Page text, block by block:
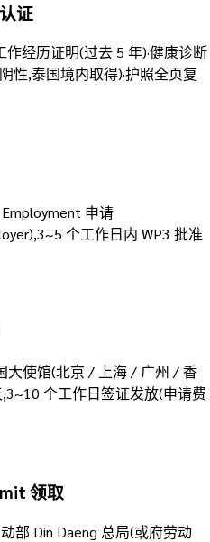
证
作经历证明(过去 5 年)·健康诊断
性,泰国境内取得)·护照全页复
申请
个工作日内 WP3 批准
大使馆(北京 / 上海 / 广州 / 香
个工作日签证发放(申请费
领取
部 Din Daeng 总局(或府劳动